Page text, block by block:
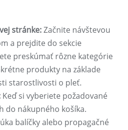
stránke:Začnite návštevou
a prejdite do sekcie
preskúmať rôzne kategórie
produkty na základe
starostlivosti o pleť.
Keď si vyberiete požadované
do nákupného košíka.
balíčky alebo propagačné